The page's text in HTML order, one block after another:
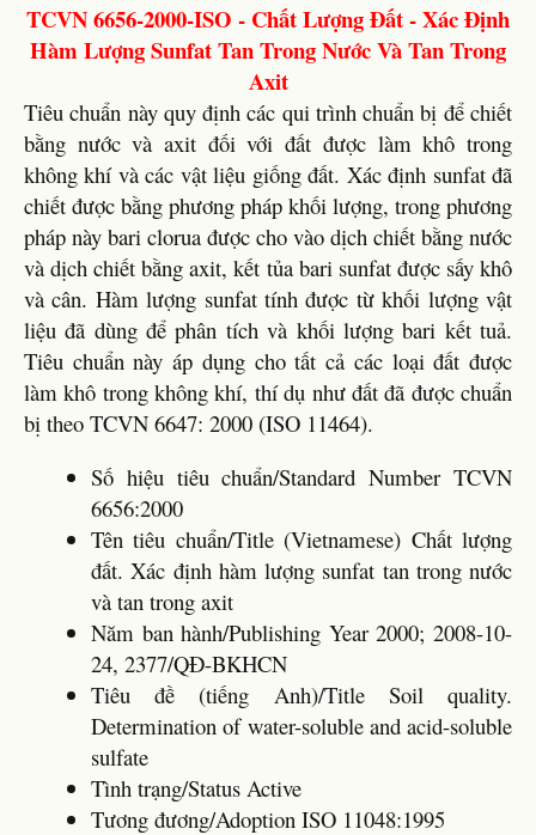
TCVN 6656-2000-ISO - Chất Lượng Đất - Xác Định
Hàm Lượng Sunfat Tan Trong Nước Và Tan Trong
Axit
Tiêu chuẩn này quy định các qui trình chuẩn bị để chiết
bằng nước và axit đối với đất được làm khô trong
không khí và các vật liệu giống đất. Xác định sunfat đã
chiết được bằng phương pháp khối lượng, trong phương
pháp này bari clorua được cho vào dịch chiết bằng nước
và dịch chiết bằng axit, kết tủa bari sunfat được sấy khô
và cân. Hàm lượng sunfat tính được từ khối lượng vật
liệu đã dùng để phân tích và khối lượng bari kết tuả.
Tiêu chuẩn này áp dụng cho tất cả các loại đất được
làm khô trong không khí, thí dụ như đất đã được chuẩn
bị theo TCVN 6647: 2000 (ISO 11464).
Số hiệu tiêu chuẩn/Standard Number TCVN
6656:2000
Tên tiêu chuẩn/Title (Vietnamese) Chất lượng
đất. Xác định hàm lượng sunfat tan trong nước
và tan trong axit
Năm ban hành/Publishing Year 2000; 2008-10-
24, 2377/QĐ-BKHCN
Tiêu đề (tiếng Anh)/Title Soil quality.
Determination of water-soluble and acid-soluble
sulfate
Tình trạng/Status Active
Tương đương/Adoption ISO 11048:1995